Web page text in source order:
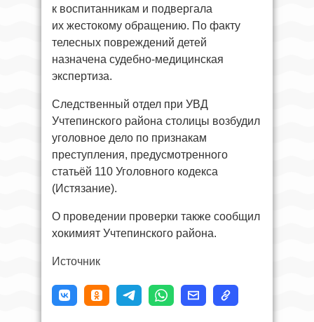
к воспитанникам и подвергала
их жестокому обращению. По факту
телесных повреждений детей
назначена судебно-медицинская
экспертиза.
Следственный отдел при УВД
Учтепинского района столицы возбудил
уголовное дело по признакам
преступления, предусмотренного
статьёй 110 Уголовного кодекса
(Истязание).
О проведении проверки также сообщил
хокимият Учтепинского района.
Источник